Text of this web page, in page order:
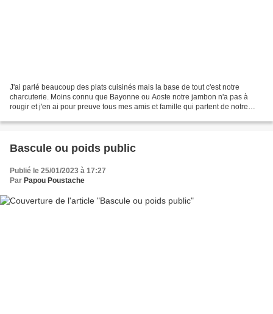
J'ai parlé beaucoup des plats cuisinés mais la base de tout c'est notre
charcuterie. Moins connu que Bayonne ou Aoste notre jambon n'a pas à
rougir et j'en ai pour preuve tous mes amis et famille qui partent de notre
Bascule ou poids public
Publié le 25/01/2023 à 17:27
Par Papou Poustache